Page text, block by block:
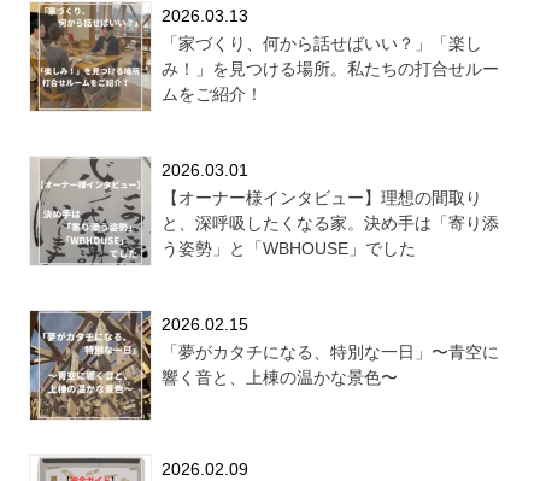
2026.03.13
「家づくり、何から話せばいい？」「楽し
み！」を見つける場所。私たちの打合せルー
ムをご紹介！
2026.03.01
【オーナー様インタビュー】理想の間取り
と、深呼吸したくなる家。決め手は「寄り添
う姿勢」と「WBHOUSE」でした
2026.02.15
「夢がカタチになる、特別な一日」〜青空に
響く音と、上棟の温かな景色〜
2026.02.09